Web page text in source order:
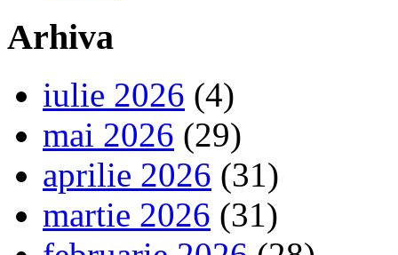
Arhiva
iulie 2026 (4)
mai 2026 (29)
aprilie 2026 (31)
martie 2026 (31)